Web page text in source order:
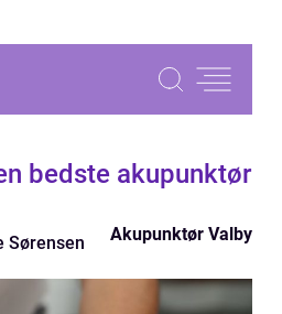
bedste akupunktør
Sørensen Akupunktør Valby